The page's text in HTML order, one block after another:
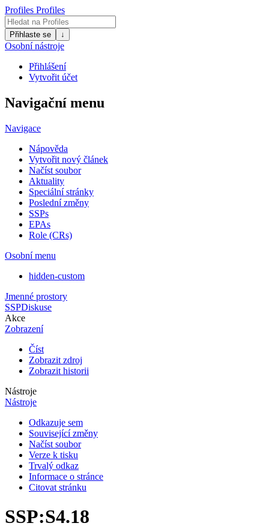
Profiles Profiles
Přihlaste se ↓
Osobní nástroje
Přihlášení
Vytvořit účet
Navigační menu
Navigace
Nápověda
Vytvořit nový článek
Načíst soubor
Aktuality
Speciální stránky
Poslední změny
SSPs
EPAs
Role (CRs)
Osobní menu
hidden-custom
Jmenné prostory
SSPDiskuse
Akce
Zobrazení
Číst
Zobrazit zdroj
Zobrazit historii
Nástroje
Nástroje
Odkazuje sem
Související změny
Načíst soubor
Verze k tisku
Trvalý odkaz
Informace o stránce
Citovat stránku
SSP:S4.18